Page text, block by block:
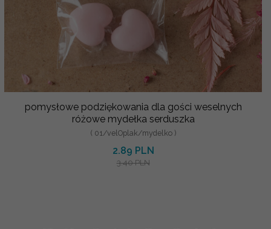
pomysłowe podziękowania dla gości weselnych
różowe mydełka serduszka
( 01/velOplak/mydelko )
2.89 PLN
3.40 PLN